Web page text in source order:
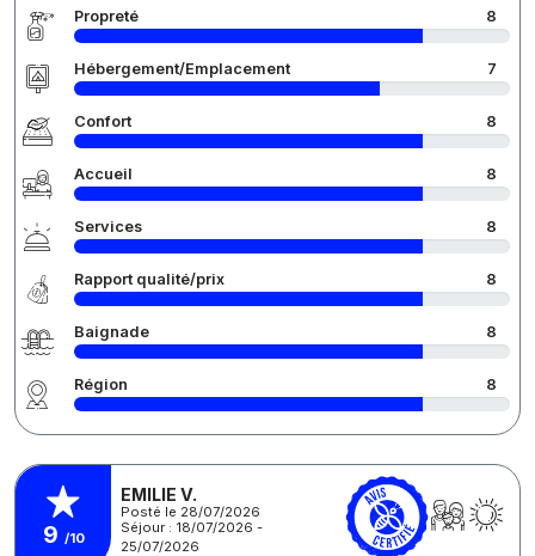
Propreté 8
Hébergement/Emplacement 7
Confort 8
Accueil 8
Services 8
Rapport qualité/prix 8
Baignade 8
Région 8
9 /10
EMILIE V.
Posté le 28/07/2026
Séjour : 18/07/2026 -
25/07/2026